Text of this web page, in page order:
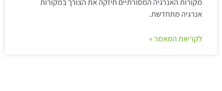
אנרגיה מתחדשת.
לקריאת המאמר »